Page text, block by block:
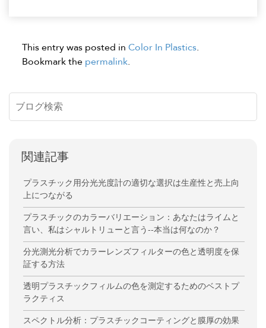
This entry was posted in Color In Plastics.
Bookmark the permalink.
関連記事
プラスチック用分光光度計の適切な選択は生産性と売上向
上につながる
プラスチックのカラーバリエーション：あなたはライムと
言い、私はシャルトリューと言う--本当は何なのか？
分光測光分析でカラーレンズフィルターの色と透明度を保
証する方法
透明プラスチックフィルムの色を測定するためのベストプ
ラクティス
スペクトル分析：プラスチックコーティングと膜厚の効果